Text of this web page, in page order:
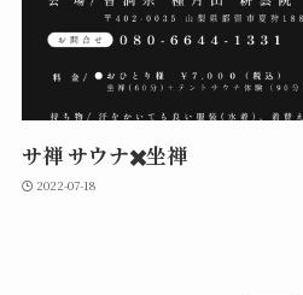
サ禅 サウナ✖️坐禅
2022-07-18